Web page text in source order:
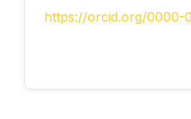
https://orcid.org/0000-